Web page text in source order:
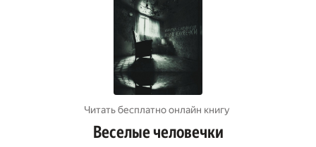
Читать бесплатно онлайн книгу
Веселые человечки